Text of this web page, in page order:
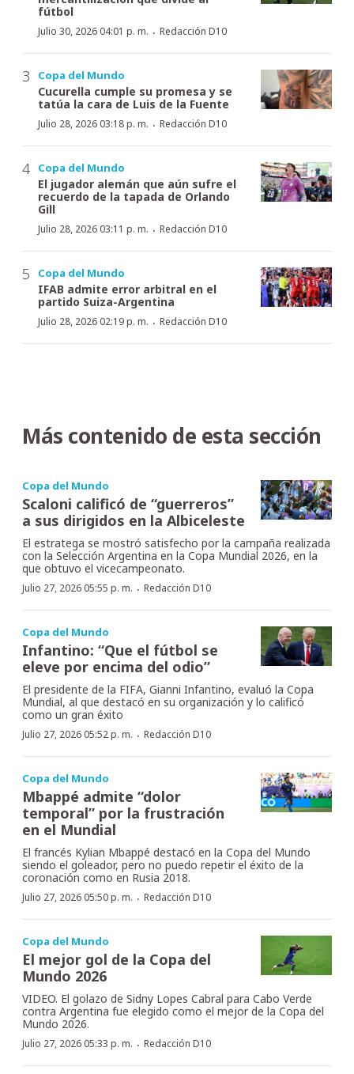
fútbol
Julio 30, 2026 04:01 p. m. · Redacción D10
Copa del Mundo
Cucurella cumple su promesa y se
tatúa la cara de Luis de la Fuente
Julio 28, 2026 03:18 p. m. · Redacción D10
Copa del Mundo
El jugador alemán que aún sufre el
recuerdo de la tapada de Orlando
Gill
Julio 28, 2026 03:11 p. m. · Redacción D10
Copa del Mundo
IFAB admite error arbitral en el
partido Suiza-Argentina
Julio 28, 2026 02:19 p. m. · Redacción D10
Más contenido de esta sección
Copa del Mundo
Scaloni calificó de “guerreros”
a sus dirigidos en la Albiceleste
El estratega se mostró satisfecho por la campaña realizada
con la Selección Argentina en la Copa Mundial 2026, en la
que obtuvo el vicecampeonato.
Julio 27, 2026 05:55 p. m. · Redacción D10
Copa del Mundo
Infantino: “Que el fútbol se
eleve por encima del odio”
El presidente de la FIFA, Gianni Infantino, evaluó la Copa
Mundial, al que destacó en su organización y lo calificó
como un gran éxito
Julio 27, 2026 05:52 p. m. · Redacción D10
Copa del Mundo
Mbappé admite “dolor
temporal” por la frustración
en el Mundial
El francés Kylian Mbappé destacó en la Copa del Mundo
siendo el goleador, pero no puedo repetir el éxito de la
coronación como en Rusia 2018.
Julio 27, 2026 05:50 p. m. · Redacción D10
Copa del Mundo
El mejor gol de la Copa del
Mundo 2026
VIDEO. El golazo de Sidny Lopes Cabral para Cabo Verde
contra Argentina fue elegido como el mejor de la Copa del
Mundo 2026.
Julio 27, 2026 05:33 p. m. · Redacción D10